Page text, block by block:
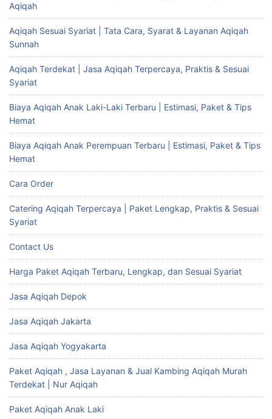
Aqiqah
Aqiqah Sesuai Syariat | Tata Cara, Syarat & Layanan Aqiqah
Sunnah
Aqiqah Terdekat | Jasa Aqiqah Terpercaya, Praktis & Sesuai
Syariat
Biaya Aqiqah Anak Laki-Laki Terbaru | Estimasi, Paket & Tips
Hemat
Biaya Aqiqah Anak Perempuan Terbaru | Estimasi, Paket & Tips
Hemat
Cara Order
Catering Aqiqah Terpercaya | Paket Lengkap, Praktis & Sesuai
Syariat
Contact Us
Harga Paket Aqiqah Terbaru, Lengkap, dan Sesuai Syariat
Jasa Aqiqah Depok
Jasa Aqiqah Jakarta
Jasa Aqiqah Yogyakarta
Paket Aqiqah , Jasa Layanan & Jual Kambing Aqiqah Murah
Terdekat | Nur Aqiqah
Paket Aqiqah Anak Laki